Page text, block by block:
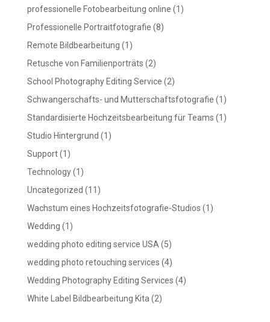
professionelle Fotobearbeitung online (1)
Professionelle Portraitfotografie (8)
Remote Bildbearbeitung (1)
Retusche von Familienporträts (2)
School Photography Editing Service (2)
Schwangerschafts- und Mutterschaftsfotografie (1)
Standardisierte Hochzeitsbearbeitung für Teams (1)
Studio Hintergrund (1)
Support(1)
Technology(1)
Uncategorized (11)
Wachstum eines Hochzeitsfotografie-Studios (1)
Wedding (1)
wedding photo editing service USA (5)
wedding photo retouching services (4)
Wedding Photography Editing Services (4)
White Label Bildbearbeitung Kita (2)